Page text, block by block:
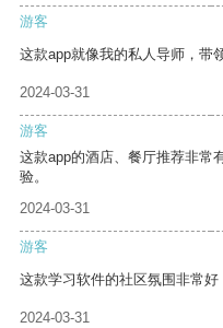
游客
这款app就像我的私人导师，带
2024-03-31
游客
这款app的酒店、餐厅推荐非常
验。
2024-03-31
游客
这款学习软件的社区氛围非常好
2024-03-31